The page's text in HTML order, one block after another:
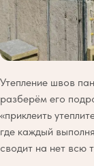
Утепление швов
разберём его
«приклеить
где каждый
сводит на нет всю